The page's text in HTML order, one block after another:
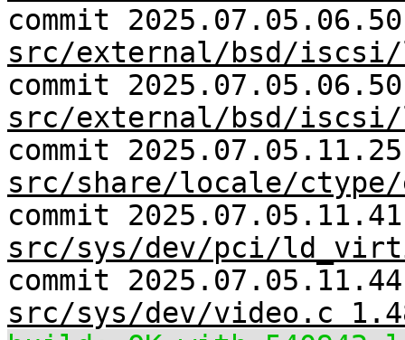
commit
src/external/bsd/
commit
src/external/bsd/
commit
src/share/locale/ctype/
commit
src/sys/dev/pci/
commit
src/sys/dev/video.c